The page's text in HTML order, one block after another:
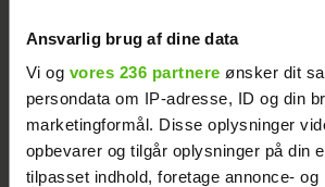
Ansvarlig brug af dine data
Vi og vores 236 partnere ønsker dit
persondata om IP-adresse, ID og din
marketingformål. Disse oplysninger
opbevarer og tilgår oplysninger på din
tilpasset indhold, foretage annonce-